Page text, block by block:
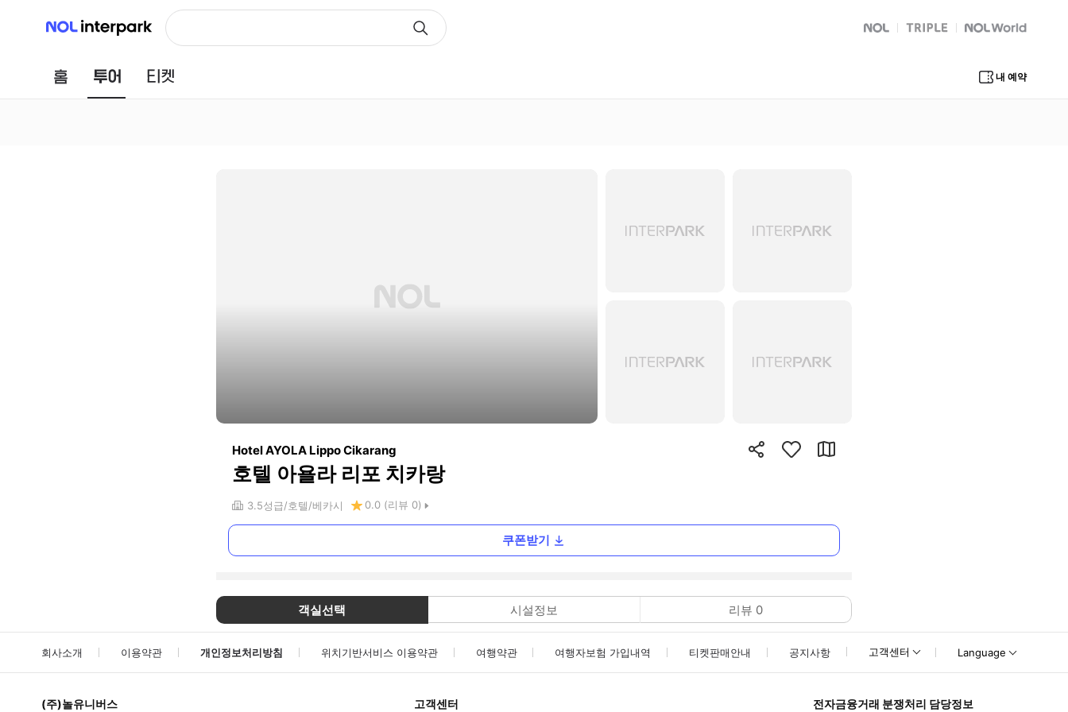
NOL 인터파크
NOL
트리플 Global Interpark
홈 투어 내 예약
Hotel AYOLA Lippo Cikarang
호텔 아욜라 리포 치카랑
3.5성급 호텔 베카시 0.0 (리뷰 0)
쿠폰받기
객실선택 시설정보 리뷰 0
회사소개 이용약관 개인정보처리방침 위치기반서비스 이용약관 여행약관 여행자보험 가입내역 티켓판매안내 공지사항 고객센터 Language
(주)놀유니버스 고객센터 전자금융거래 분쟁처리 담당정보